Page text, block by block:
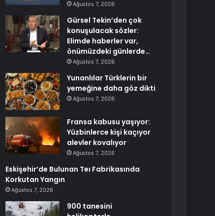
Ağustos 7, 2026
Gürsel Tekin’den çok
konuşulacak sözler:
Elimde haberler var,
önümüzdeki günlerde…
Ağustos 7, 2026
Yunanlılar Türklerin bir
yemeğine daha göz dikti
Ağustos 7, 2026
Fransa kabusu yaşıyor:
Yüzbinlerce kişi kaçıyor
alevler kovalıyor
Ağustos 7, 2026
Eskişehir’de Bulunan Teı Fabrikasında
Korkutan Yangın
Ağustos 7, 2026
900 tanesini